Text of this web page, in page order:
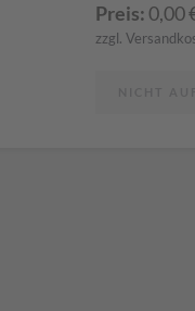
Preis: 0,00
zzgl.